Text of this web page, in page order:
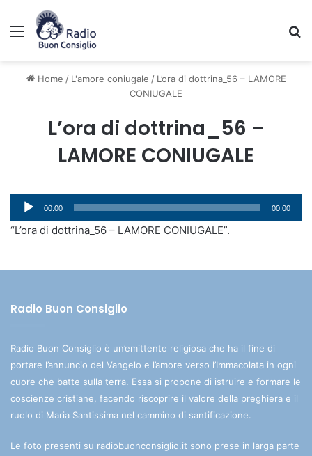
Menu
Home / L'amore coniugale / L’ora di dottrina_56 – LAMORE
CONIUGALE
L’ora di dottrina_56 –
LAMORE CONIUGALE
Audio
Player
00:00 00:00
“L’ora di dottrina_56 – LAMORE CONIUGALE”.
Radio Buon Consiglio
Radio Buon Consiglio è un’emittente religiosa che ha il fine di
portare l’annuncio del Vangelo e l’amore verso l’Immacolata in ogni
cuore che batte sulla terra. Essa si propone di istruire e formare le
coscienze cristiane, facendo riscoprire il valore della preghiera e il
ruolo di Maria Santissima nel cammino di santificazione.
Le foto presenti su radiobuonconsiglio.it sono prese in larga parte